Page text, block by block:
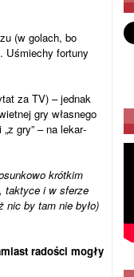
(w golach, bo
Uśmie­chy for­tuny
za TV) – jed­nak
gry wła­snego
„z gry” – na lekar­
krót­kim
tak­tyce i w sfe­rze
nic by tam nie było)
rado­ści mogły